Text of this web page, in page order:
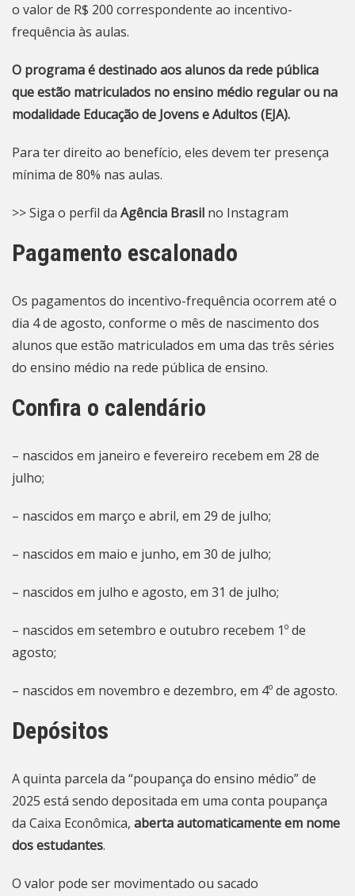
o valor de R$ 200 correspondente ao incentivo-
frequência às aulas.
O programa é destinado aos alunos da rede pública
que estão matriculados no ensino médio regular ou na
modalidade Educação de Jovens e Adultos (EJA).
Para ter direito ao benefício, eles devem ter presença
mínima de 80% nas aulas.
>> Siga o perfil da Agência Brasil no Instagram
Pagamento escalonado
Os pagamentos do incentivo-frequência ocorrem até o
dia 4 de agosto, conforme o mês de nascimento dos
alunos que estão matriculados em uma das três séries
do ensino médio na rede pública de ensino.
Confira o calendário
– nascidos em janeiro e fevereiro recebem em 28 de
julho;
– nascidos em março e abril, em 29 de julho;
– nascidos em maio e junho, em 30 de julho;
– nascidos em julho e agosto, em 31 de julho;
– nascidos em setembro e outubro recebem 1º de
agosto;
– nascidos em novembro e dezembro, em 4º de agosto.
Depósitos
A quinta parcela da “poupança do ensino médio” de
2025 está sendo depositada em uma conta poupança
da Caixa Econômica, aberta automaticamente em nome
dos estudantes.
O valor pode ser movimentado ou sacado